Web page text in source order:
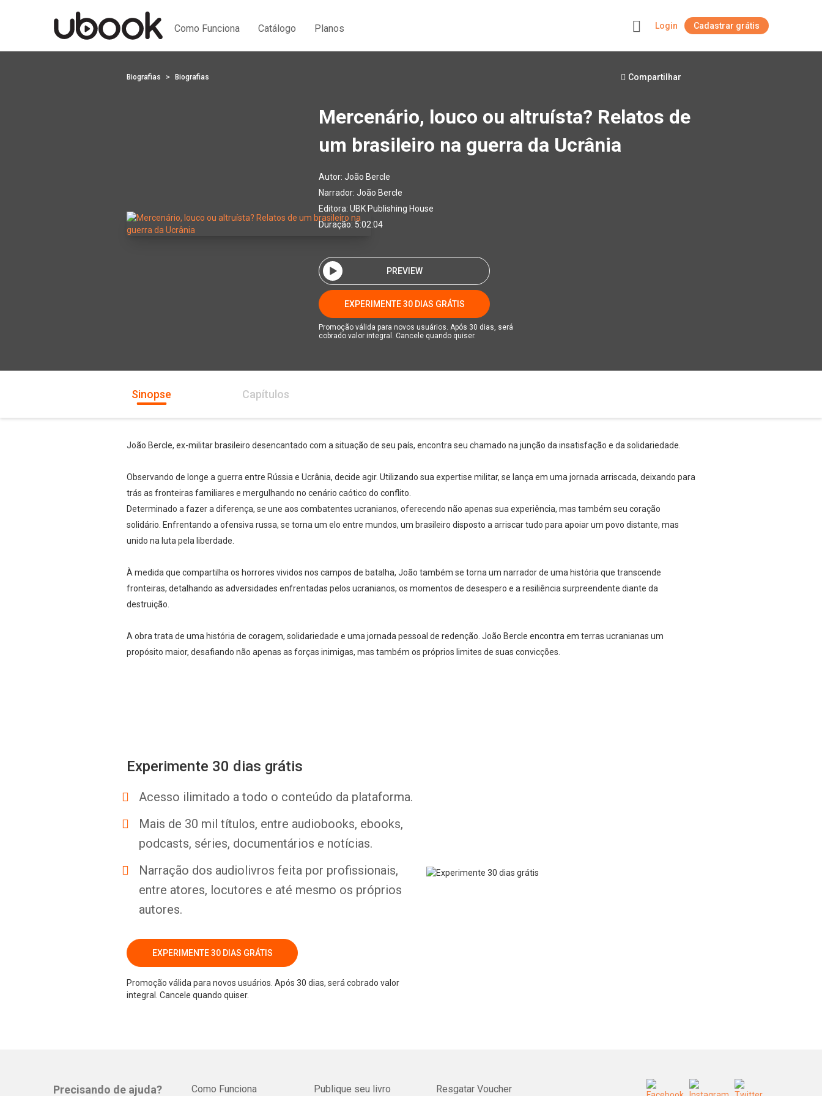
Como Funciona Catálogo Planos Login Cadastrar grátis
Biografias Biografias Compartilhar
Mercenário, louco ou altruísta? Relatos de
um brasileiro na guerra da Ucrânia
Autor: João Bercle
Narrador: João Bercle
Editora: UBK Publishing House
Duração: 5:02:04
PREVIEW
EXPERIMENTE 30 DIAS GRÁTIS
Promoção válida para novos usuários. Após 30 dias, será
cobrado valor integral. Cancele quando quiser.
Sinopse Capítulos
João Bercle, ex-militar brasileiro desencantado com a situação de seu país, encontra seu chamado na junção da insatisfação e da solidariedade.
Observando de longe a guerra entre Rússia e Ucrânia, decide agir. Utilizando sua expertise militar, se lança em uma jornada arriscada, deixando para
trás as fronteiras familiares e mergulhando no cenário caótico do conflito.
Determinado a fazer a diferença, se une aos combatentes ucranianos, oferecendo não apenas sua experiência, mas também seu coração
solidário. Enfrentando a ofensiva russa, se torna um elo entre mundos, um brasileiro disposto a arriscar tudo para apoiar um povo distante, mas
unido na luta pela liberdade.
À medida que compartilha os horrores vividos nos campos de batalha, João também se torna um narrador de uma história que transcende
fronteiras, detalhando as adversidades enfrentadas pelos ucranianos, os momentos de desespero e a resiliência surpreendente diante da
destruição.
A obra trata de uma história de coragem, solidariedade e uma jornada pessoal de redenção. João Bercle encontra em terras ucranianas um
propósito maior, desafiando não apenas as forças inimigas, mas também os próprios limites de suas convicções.
Experimente 30 dias grátis
Acesso ilimitado a todo o conteúdo da plataforma.
Mais de 30 mil títulos, entre audiobooks, ebooks,
podcasts, séries, documentários e notícias.
Narração dos audiolivros feita por profissionais,
entre atores, locutores e até mesmo os próprios
autores.
EXPERIMENTE 30 DIAS GRÁTIS
Promoção válida para novos usuários. Após 30 dias, será cobrado valor
integral. Cancele quando quiser.
Precisando de ajuda? Como Funciona Publique seu livro Resgatar Voucher